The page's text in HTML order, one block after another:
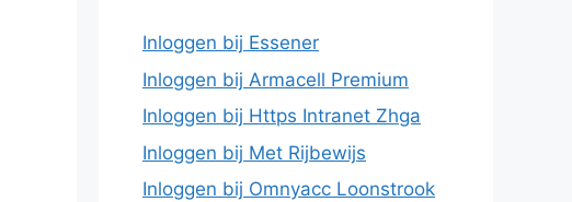
Inloggen bij Essener
Inloggen bij Armacell Premium
Inloggen bij Https Intranet Zhga
Inloggen bij Met Rijbewijs
Inloggen bij Omnyacc Loonstrook